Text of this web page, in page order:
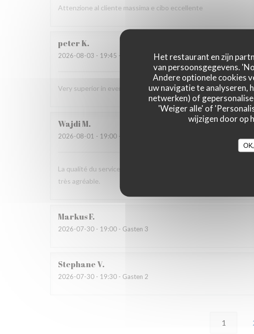
Het restaurant en zijn
van persoonsgegevens.
Andere optionele cookies
uw navigatie te analyseren,
netwerken) of
'Weiger alle' of
wijzigen door op
Attenzione al cliente massima e cibo eccellente
peterK
2026-08-03 - 19:45 - Gasten 2
Very superior in every way! Eager to return!
WajdiM
2026-08-01 - 19:00 - Gasten 2
La qualité du service, l’amabilité de l’accueil, la présentation
très agréable.
MarkusF
2026-07-30 - 19:00 - Gasten 3
StephaneV
2026-07-30 - 19:30 - Gasten 2
1